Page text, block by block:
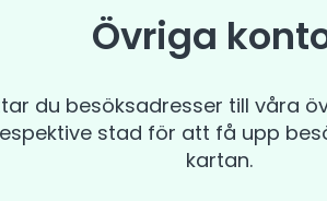
Övriga
du besöksadresser till våra
stad för att få upp
kartan.